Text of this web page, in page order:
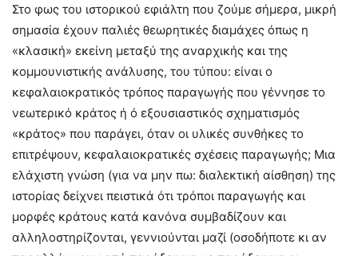
Στο φως του ιστορικού εφιάλτη που ζούμε σήμερα, μικρή
σημασία έχουν παλιές θεωρητικές διαμάχες όπως η
«κλασική» εκείνη μεταξύ της αναρχικής και της
κομμουνιστικής ανάλυσης, του τύπου: είναι ο
κεφαλαιοκρατικός τρόπος παραγωγής που γέννησε το
νεωτερικό κράτος ή ό εξουσιαστικός σχηματισμός
«κράτος» που παράγει, όταν οι υλικές συνθήκες το
επιτρέψουν, κεφαλαιοκρατικές σχέσεις παραγωγής; Μια
ελάχιστη γνώση (για να μην πω: διαλεκτική αίσθηση) της
ιστορίας δείχνει πειστικά ότι τρόποι παραγωγής και
μορφές κράτους κατά κανόνα συμβαδίζουν και
αλληλοστηρίζονται, γεννιούνται μαζί (οσοδήποτε κι αν